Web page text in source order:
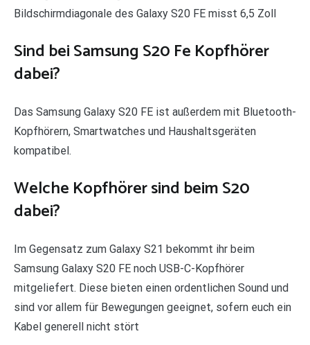
Bildschirmdiagonale des Galaxy S20 FE misst 6,5 Zoll
Sind bei Samsung S20 Fe Kopfhörer
dabei?
Das Samsung Galaxy S20 FE ist außerdem mit Bluetooth-
Kopfhörern, Smartwatches und Haushaltsgeräten
kompatibel.
Welche Kopfhörer sind beim S20
dabei?
Im Gegensatz zum Galaxy S21 bekommt ihr beim
Samsung Galaxy S20 FE noch USB-C-Kopfhörer
mitgeliefert. Diese bieten einen ordentlichen Sound und
sind vor allem für Bewegungen geeignet, sofern euch ein
Kabel generell nicht stört